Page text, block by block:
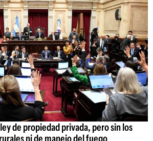
de propiedad privada, pero sin los
ni de manejo del fuego